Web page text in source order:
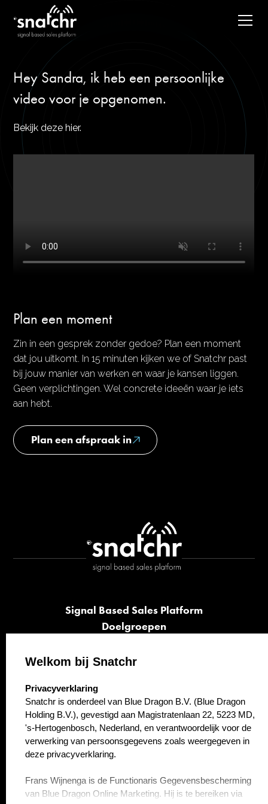
Hey Sandra, ik heb een persoonlijke
video voor je opgenomen.
Bekijk deze hier.
Plan een moment
Zin in een gesprek zonder gedoe? Plan een moment
dat jou uitkomt. In 15 minuten kijken we of Snatchr past
bij jouw manier van werken en waar je kansen liggen.
Geen verplichtingen. Wel concrete ideeën waar je iets
aan hebt.
Plan een afspraak in
Signal Based Sales Platform
Doelgroepen
Opvolging
Over ons
Contact
Welkom bij Snatchr
select language
Privacyverklaring
Snatchr is onderdeel van Blue Dragon B.V. (Blue Dragon
Holding B.V.), gevestigd aan Magistratenlaan 22, 5223 MD,
's-Hertogenbosch, Nederland, en verantwoordelijk voor de
verwerking van persoonsgegevens zoals weergegeven in
deze privacyverklaring.
Frans Wijnenga is de Functionaris Gegevensbescherming
van Blue Dragon Online Marketing. Hij is te bereiken via